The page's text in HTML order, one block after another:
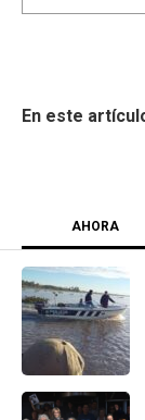
AHORA